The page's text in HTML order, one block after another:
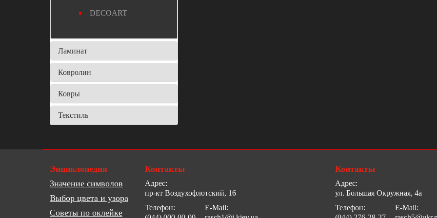
DECOART
Ламинат
Ковролин
Ковры
Текстиль
Энциклопедия
Значение символов
Выбор цвета и узора
Советы по оклейке
Контакты
Адрес:
пр-кт Воздухофлотский, 16
Телефон:
E-Mail:
Контакты
Адрес:
ул. Большая Окружная, 4а
Телефон:
E-Mail: